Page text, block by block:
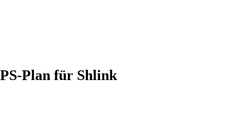
Plan für Shlink